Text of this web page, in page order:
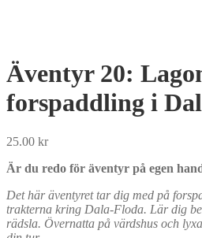
Äventyr 20:
forspaddling i
25.00 kr
Är du redo för äventyr på egen
Det här äventyret tar dig med på
trakterna kring Dala-Floda. Lär dig
rädsla. Övernatta på värdshus och